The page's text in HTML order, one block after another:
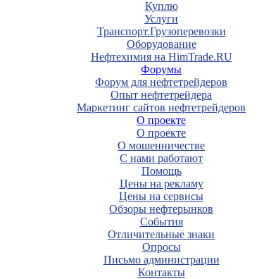
Куплю
Услуги
Транспорт.Грузоперевозки
Оборудование
Нефтехимия на HimTrade.RU
Форумы
Форум для нефтетрейдеров
Опыт нефтетрейдера
Маркетинг сайтов нефтетрейдеров
О проекте
О проекте
О мошенничестве
С нами работают
Помощь
Цены на рекламу
Цены на сервисы
Обзоры нефтерынков
События
Отличительные знаки
Опросы
Письмо администрации
Контакты